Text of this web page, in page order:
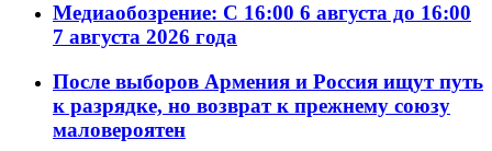
Медиаобозрение: С 16:00 6 августа до 16:00
7 августа 2026 года
После выборов Армения и Россия ищут путь
к разрядке, но возврат к прежнему союзу
маловероятен